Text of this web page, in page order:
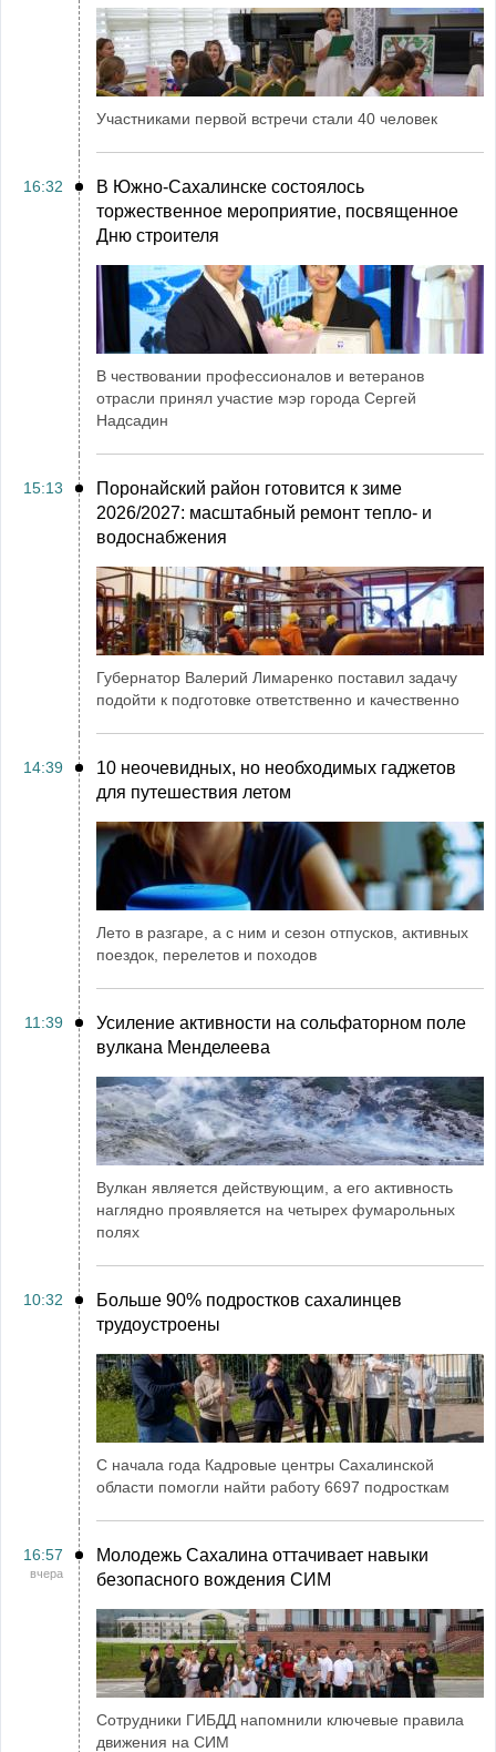
Участниками первой встречи стали 40 человек
16:32
В Южно-Сахалинске состоялось
торжественное мероприятие, посвященное
Дню строителя
В чествовании профессионалов и ветеранов
отрасли принял участие мэр города Сергей
Надсадин
15:13
Поронайский район готовится к зиме
2026/2027: масштабный ремонт тепло- и
водоснабжения
Губернатор Валерий Лимаренко поставил задачу
подойти к подготовке ответственно и качественно
14:39
10 неочевидных, но необходимых гаджетов
для путешествия летом
Лето в разгаре, а с ним и сезон отпусков, активных
поездок, перелетов и походов
11:39
Усиление активности на сольфаторном поле
вулкана Менделеева
Вулкан является действующим, а его активность
наглядно проявляется на четырех фумарольных
полях
10:32
Больше 90% подростков сахалинцев
трудоустроены
С начала года Кадровые центры Сахалинской
области помогли найти работу 6697 подросткам
16:57
вчера
Молодежь Сахалина оттачивает навыки
безопасного вождения СИМ
Сотрудники ГИБДД напомнили ключевые правила
движения на СИМ